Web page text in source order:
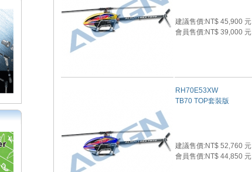
建議售價:NT$ 45,900 元
會員售價:NT$ 39,000 元
RH70E53XW
TB70 TOP套裝版
建議售價:NT$ 52,760 元
會員售價:NT$ 44,850 元